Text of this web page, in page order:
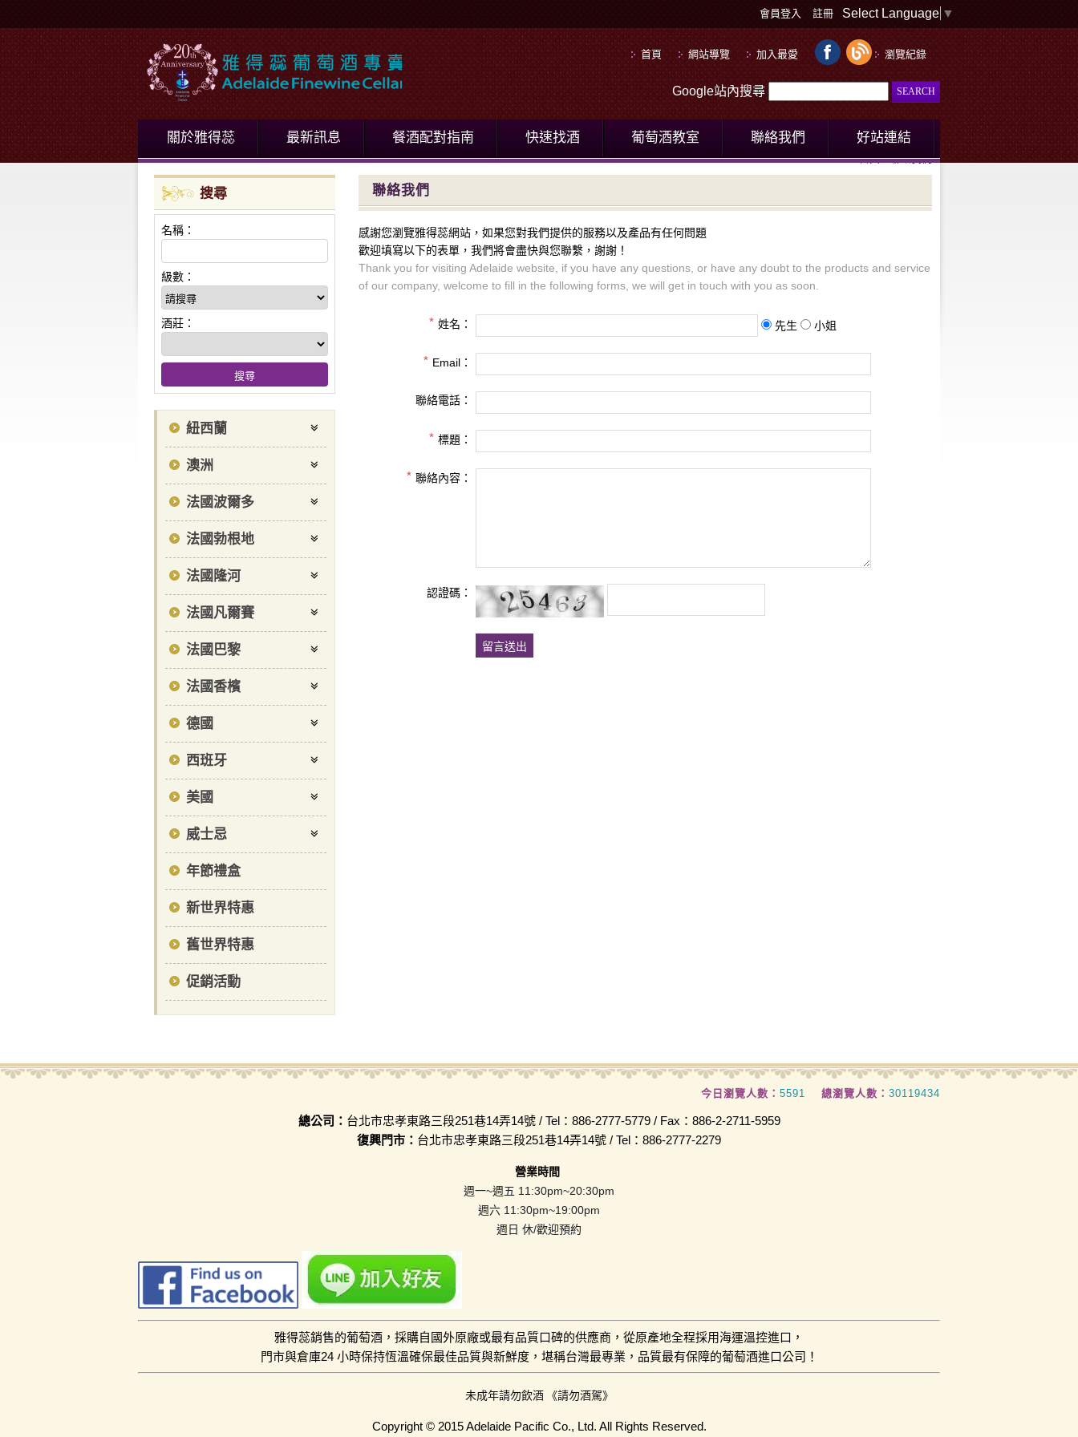
Select Language ▼
會員登入 註冊
首頁 網站導覽 加入最愛 瀏覽紀錄
Google站內搜尋
關於雅得蕊 最新訊息 餐酒配對指南 快速找酒 葡萄酒教室 聯絡我們 好站連結
首頁 聯絡我們
搜尋
名稱：
級數：
酒莊：
紐西蘭
澳洲
法國波爾多
法國勃根地
法國隆河
法國凡爾賽
法國巴黎
法國香檳
德國
西班牙
美國
威士忌
年節禮盒
新世界特惠
舊世界特惠
促銷活動
聯絡我們
感謝您瀏覽雅得蕊網站，如果您對我們提供的服務以及產品有任何問題
歡迎填寫以下的表單，我們將會盡快與您聯繫，謝謝！
Thank you for visiting Adelaide website, if you have any questions, or have any doubt to the products and service
of our company, welcome to fill in the following forms, we will get in touch with you as soon.
姓名： 先生 小姐
Email：
聯絡電話：
標題：
聯絡內容：
認證碼：
今日瀏覽人數： 5591 總瀏覽人數： 30119434
總公司： 台北市忠孝東路三段251巷14弄14號 / Tel：886-2777-5779 / Fax：886-2-2711-5959
復興門市： 台北市忠孝東路三段251巷14弄14號 / Tel：886-2777-2279
營業時間
週一~週五 11:30pm~20:30pm
週六 11:30pm~19:00pm
週日 休/歡迎預約
雅得蕊銷售的葡萄酒，採購自國外原廠或最有品質口碑的供應商，從原產地全程採用海運溫控進口，
門市與倉庫24 小時保持恆溫確保最佳品質與新鮮度，堪稱台灣最專業，品質最有保障的葡萄酒進口公司！
未成年請勿飲酒 《請勿酒駕》
Copyright © 2015 Adelaide Pacific Co., Ltd. All Rights Reserved.